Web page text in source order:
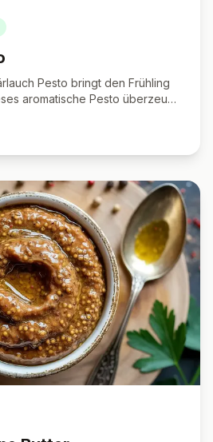
Pesto bringt den Frühling
aromatische Pesto überzeugt
oder als Dip. Schnell